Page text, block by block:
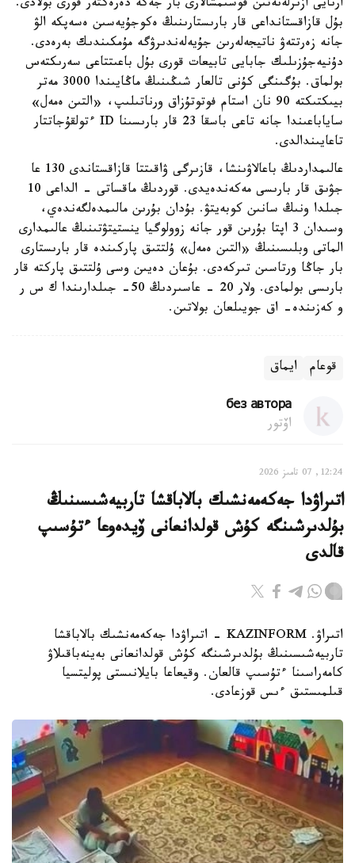
ارنايى ازىرلەنەتىن قوسىمشالارى بار جەكە دەرەكتەر قورى بولادى.
بۇل قازاقستانداعى قار بارىستارىنىڭ ەكوجۇيەسىن ەسەپكە الۋ
جانە زەرتتەۋ ناتيجەلەرىن جۇيەلەندىرۋگە مۇمكىندىك بەرەدى.
دۇنيەجۇزىلىك جابايى تابيعات قورى بۇل باعىتتاعى سەرىكتەس
بولماق. بۇگىنگى كۇنى تالعار شىڭىنىڭ ماڭايىندا 3000 مەتر
بيىكتىكتە 90 نان استام فوتوتۇزاق ورناتىلىپ، «التىن ەمەل»
ساياباعىندا جانە تاعى باسقا 23 قار بارىسىنا ID ءتولقۇجاتتار
تاعايىندالدى.
عالىمداردىڭ باعالاۋىنشا، قازىرگى ۋاقىتتا قازاقستاندى 130 عا
جۋىق قار بارىسى مەكەندەيدى. قوردىڭ ماقساتى - الداعى 10
جىلدا ونىڭ سانىن كوبەيتۋ. بۇدان بۇرىن مالىمدەلگەندەي،
وسىدان 3 اپتا بۇرىن قور جانە زوولوگيا ينستيتۋتىنىڭ عالىمدارى
الماتى وبلىسىنىڭ «التىن ەمەل» ۇلتتىق پاركىندە قار بارىستارى
بار جاڭا ورتاسىن تىركەدى. بۇعان دەيىن وسى ۇلتتىق پاركتە قار
بارىسى بولمادى. ولار 20 - عاسىردىڭ 50- جىلدارىندا ك س ر
و كەزىندە- اق جويىلعان بولاتىن.
قوعام ايماق
без автора
اۆتور
12:24, 07 تامىز 2026
اتىراۋدا جەكەمەنشىك بالاباقشا تاربيەشىسىنىڭ
بۇلدىرشىنگە كۇش قولدانعانى ۆيدەوعا ءتۇسىپ
قالدى
اتىراۋ. KAZINFORM - اتىراۋدا جەكەمەنشىك بالاباقشا
تاربيەشىسىنىڭ بۇلدىرشىنگە كۇش قولدانعانى بەينەباقىلاۋ
كامەراسىنا ءتۇسىپ قالعان. وقيعاعا بايلانىستى پوليتسيا
قىلمىستىق ءىس قوزعادى.